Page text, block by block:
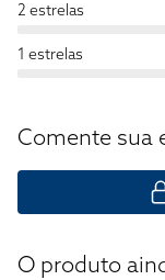
2 estrelas
1 estrelas
Comente sua
O produto